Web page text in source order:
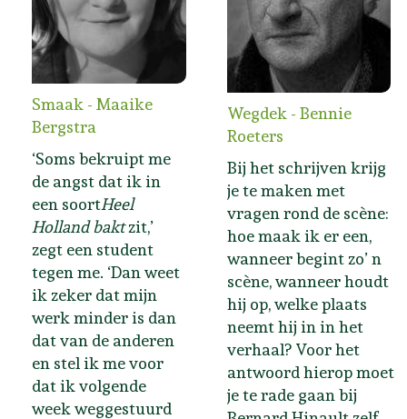
Smaak - Maaike
Bergstra
‘Soms bekruipt me
de angst dat ik in
een soortHeel
Holland baktzit,’
zegt een student
tegen me. ‘Dan weet
ik zeker dat mijn
werk minder is dan
dat van de anderen
en stel ik me voor
dat ik volgende
week weggestuurd
Wegdek - Bennie
Roeters
Bij het schrijven krijg
je te maken met
vragen rond de scène:
hoe maak ik er een,
wanneer begint zo’ n
scène, wanneer houdt
hij op, welke plaats
neemt hij in in het
verhaal? Voor het
antwoord hierop moet
je te rade gaan bij